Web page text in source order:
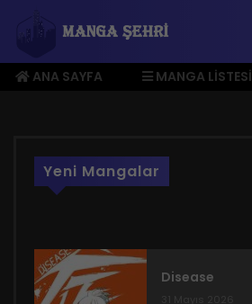
ANA SAYFA
MANGA LISTESI
Yeni Mangalar
Disease